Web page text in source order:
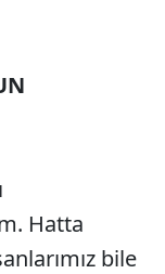
Hatta
bile